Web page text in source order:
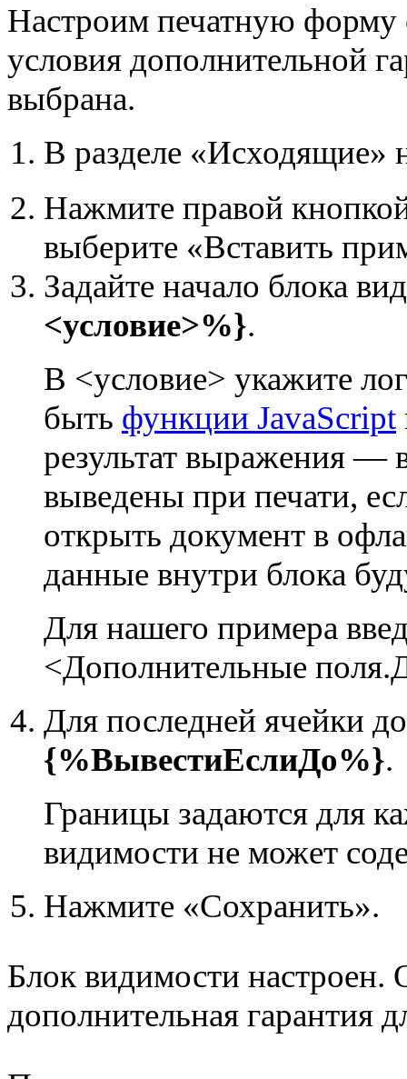
Настроим печатную форму
условия дополнительной
выбрана.
В разделе «Исходящие»
Нажмите правой
выберите «Вставить
Задайте начало блока
<условие>%}.
В <условие> укажите
быть функции JavaScript
результат выражения —
выведены при печати,
открыть документ в
данные внутри блока
Для нашего примера
<Дополнительные
Для последней ячейки
{%ВывестиЕслиДо%}.
Границы задаются для
видимости не может
Нажмите «Сохранить».
Блок видимости настроен.
дополнительная гарантия